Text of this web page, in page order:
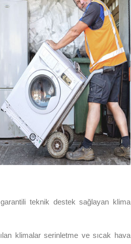
teknik destek sağlayan klima
klimalar serinletme ve sıcak hava